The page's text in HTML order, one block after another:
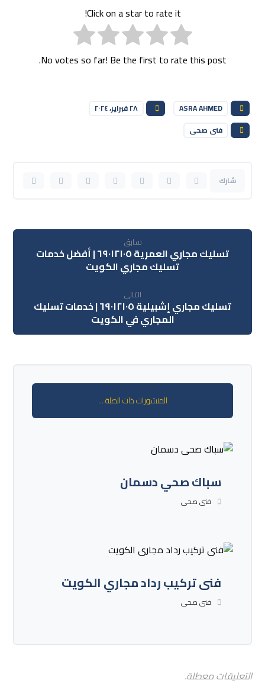
Click on a star to rate it!
No votes so far! Be the first to rate this post.
ASRA AHMED
٢٨ فبراير، ٢٠٢٤
فنى صحى
سابق
تسليك مجاري العمرية ٦٩٠١٢١٠٥ | أفضل خدمات
تسليك مجاري الكويت
التالي
تسليك مجاري إشبيلية ٦٩٠١٢١٠٥ | خدمات تسليك
المجاري في الكويت
المنشورات ذات الصلة ...
سباك صحي دسمان
فنى صحى
فنى تركيب رداد مجاري الكويت
فنى صحى
التعليقات معطلة.